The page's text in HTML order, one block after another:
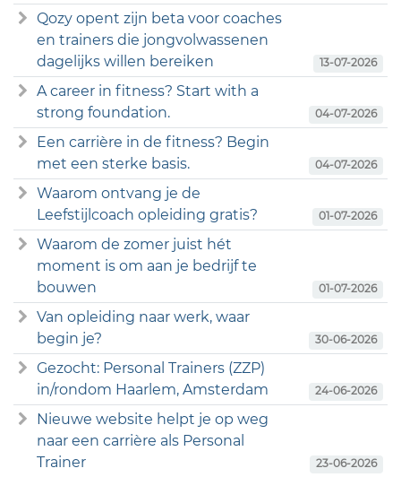
Qozy opent zijn beta voor coaches
en trainers die jongvolwassenen
dagelijks willen bereiken
13-07-2026
A career in fitness? Start with a
strong foundation.
04-07-2026
Een carrière in de fitness? Begin
met een sterke basis.
04-07-2026
Waarom ontvang je de
Leefstijlcoach opleiding gratis?
01-07-2026
Waarom de zomer juist hét
moment is om aan je bedrijf te
bouwen
01-07-2026
Van opleiding naar werk, waar
begin je?
30-06-2026
Gezocht: Personal Trainers (ZZP)
in/rondom Haarlem, Amsterdam
24-06-2026
Nieuwe website helpt je op weg
naar een carrière als Personal
Trainer
23-06-2026